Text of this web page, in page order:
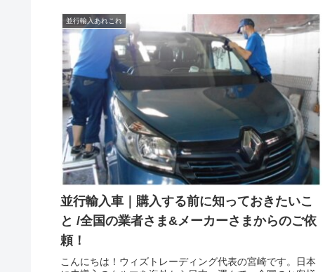
ズトレーディング(ウィズカーズ)は、全国のクルマ好きの
皆さまからご依頼をいただきます。納車後は、メンテ、部
品供給、保険、板金と全てを承っております。また、遠方
の場合は、お客さまが懇意にされている整備工場さまとの
やり取りや、弊社全国の提携整備工場さまのご案内をさせ
ていただきます。安心してお乗りいただくことが可能で
す。今回は、中部地方へのご納車です。周辺の整備工場さ
ま数件にご挨拶は欠かせません。名古屋近隣の整備工場さ
まや、欧州車専門ショップさまへ訪問です。そんな中、名
古屋で欧州車と言えば、真っ先に浮かぶのがユーロフラン
セさまです。代表の欧州車への想いは、多くのファンを虜
にしています。安心してお任せのできるショップさま、有
難いです。今後とも、どうぞ宜しくお願い申し上げます。
並行輸入あれこれ
並行輸入車｜購入する前に知っておきたいこ
と /全国の業者さま&メーカーさまからのご依
頼！
こんにちは！ウィズトレーディング代表の宮崎です。日本